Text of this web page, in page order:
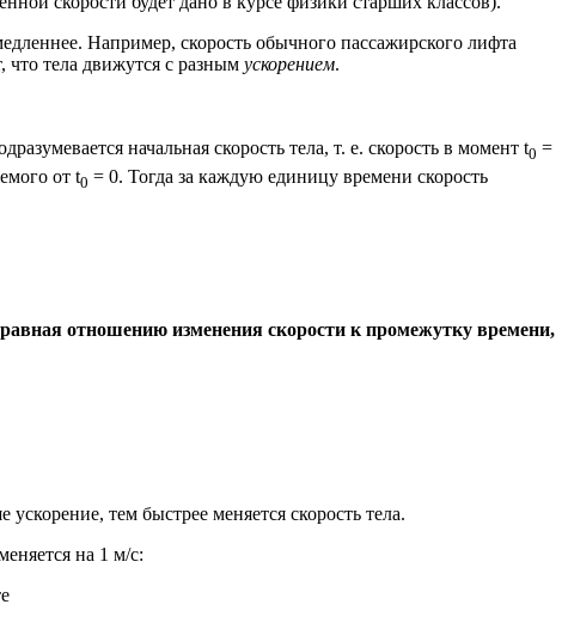
Например, скорость обычного пассажирского лифта
что тела движутся с разным ускорением.
начальная скорость тела, т. е. скорость в момент t0 =
от t0 = 0. Тогда за каждую единицу времени скорость
отношению изменения скорости к промежутку времени,
тем быстрее меняется скорость тела.
на 1 м/с: